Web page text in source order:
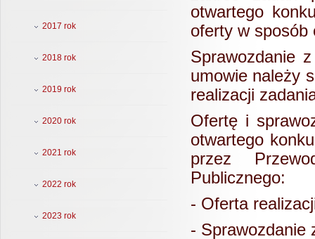
2017 rok
2018 rok
2019 rok
2020 rok
2021 rok
2022 rok
2023 rok
otwartego
oferty w sposób
Sprawozdanie
umowie należy
realizacji
Ofertę i
otwartego
przez
Publicznego:
- Oferta
- Sprawozdanie